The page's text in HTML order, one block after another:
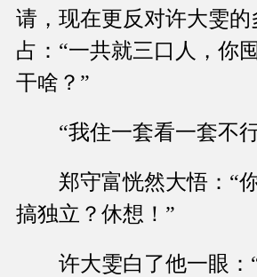
请，现在更反对许大雯的
占：“一共就三口人，你
干啥？”
“我住一套看一套不
郑守富恍然大悟：“你
搞独立？休想！”
许大雯白了他一眼：“